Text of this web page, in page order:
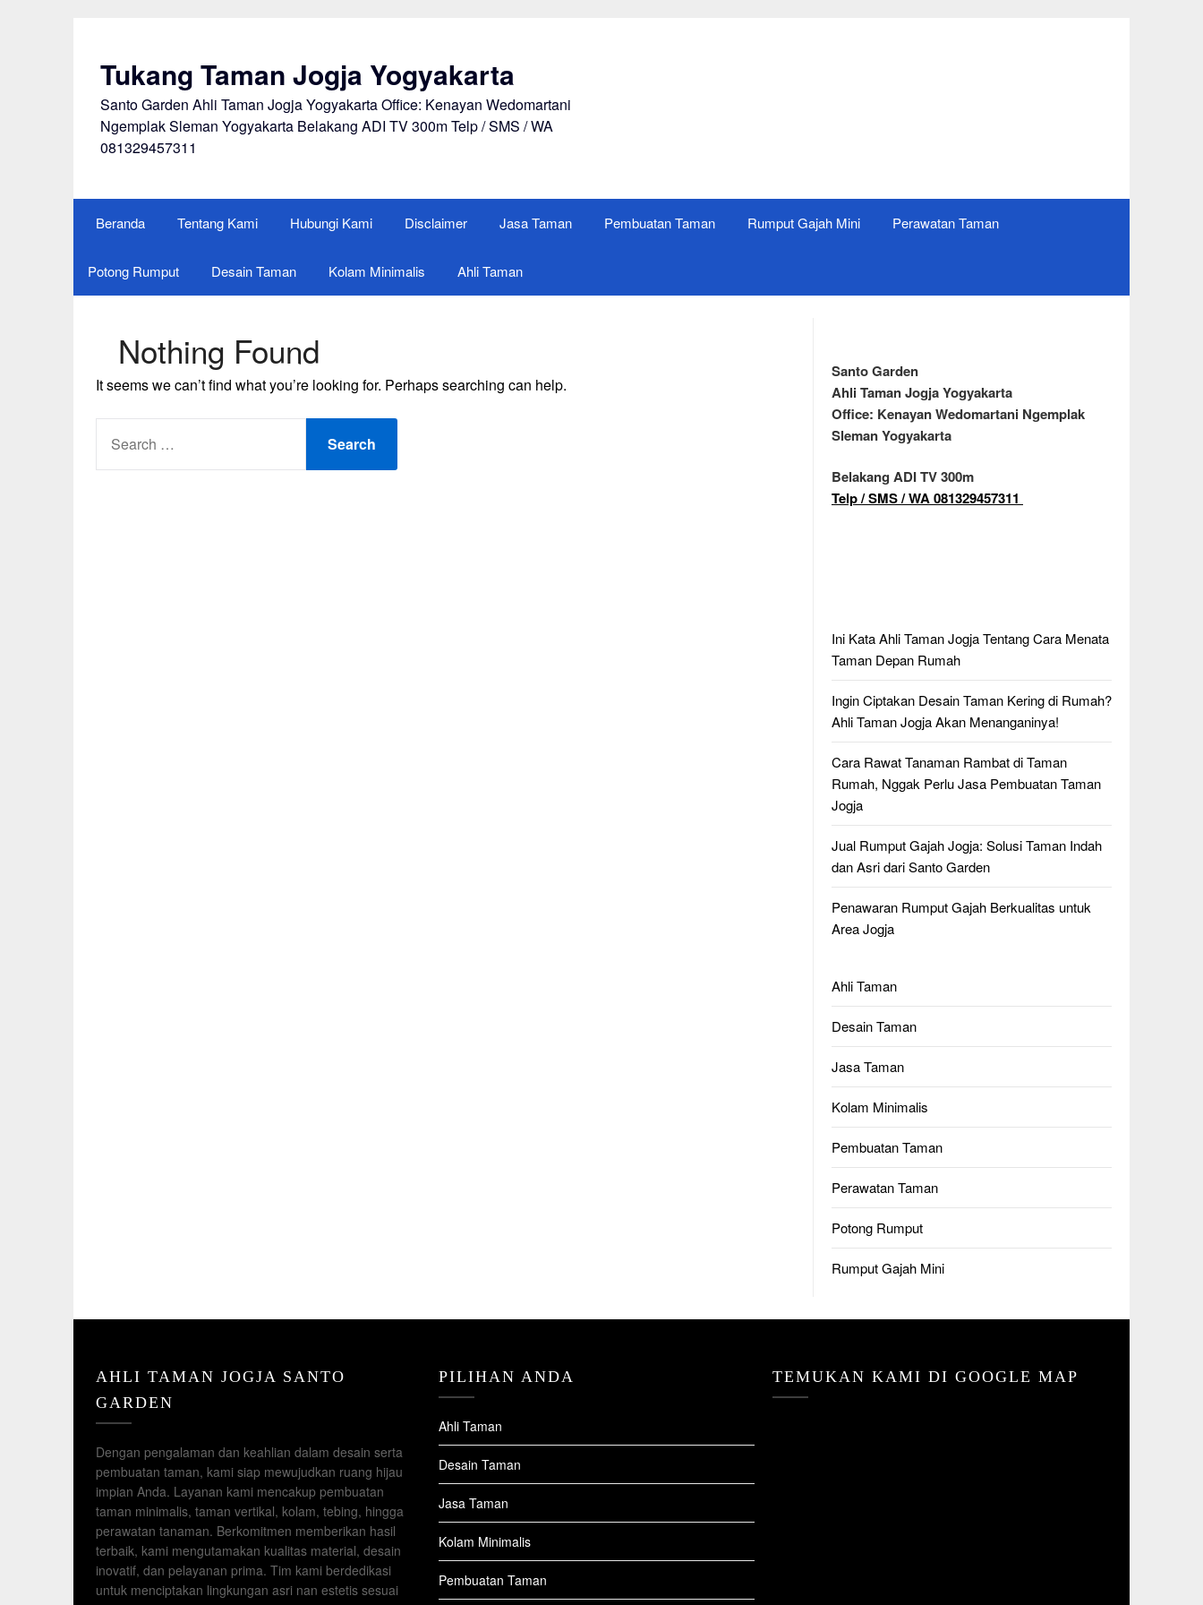
Tukang Taman Jogja Yogyakarta
Santo Garden Ahli Taman Jogja Yogyakarta Office: Kenayan Wedomartani
Ngemplak Sleman Yogyakarta Belakang ADI TV 300m Telp / SMS / WA
081329457311
Beranda Tentang Kami Hubungi Kami Disclaimer Jasa Taman Pembuatan Taman Rumput Gajah Mini Perawatan Taman
Potong Rumput Desain Taman Kolam Minimalis Ahli Taman
Nothing Found
It seems we can’t find what you’re looking for. Perhaps searching can help.
FOR:
Santo Garden
Ahli Taman Jogja Yogyakarta
Office: Kenayan Wedomartani Ngemplak
Sleman Yogyakarta
Belakang ADI TV 300m
Telp / SMS / WA 081329457311
Ini Kata Ahli Taman Jogja Tentang Cara Menata
Taman Depan Rumah
Ingin Ciptakan Desain Taman Kering di Rumah?
Ahli Taman Jogja Akan Menanganinya!
Cara Rawat Tanaman Rambat di Taman
Rumah, Nggak Perlu Jasa Pembuatan Taman
Jogja
Jual Rumput Gajah Jogja: Solusi Taman Indah
dan Asri dari Santo Garden
Penawaran Rumput Gajah Berkualitas untuk
Area Jogja
Ahli Taman
Desain Taman
Jasa Taman
Kolam Minimalis
Pembuatan Taman
Perawatan Taman
Potong Rumput
Rumput Gajah Mini
AHLI TAMAN JOGJA SANTO
GARDEN
Dengan pengalaman dan keahlian dalam desain serta
pembuatan taman, kami siap mewujudkan ruang hijau
impian Anda. Layanan kami mencakup pembuatan
taman minimalis, taman vertikal, kolam, tebing, hingga
perawatan tanaman. Berkomitmen memberikan hasil
terbaik, kami mengutamakan kualitas material, desain
inovatif, dan pelayanan prima. Tim kami berdedikasi
untuk menciptakan lingkungan asri nan estetis sesuai
PILIHAN ANDA
Ahli Taman
Desain Taman
Jasa Taman
Kolam Minimalis
Pembuatan Taman
TEMUKAN KAMI DI GOOGLE MAP